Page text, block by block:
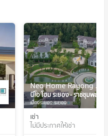
Neo Home Rayong - Ratchumphon
นีโอ โฮม ระยอง - ราชชุมพล
เมืองระยอง ระยอง
เช่า
ไม่มีประกาศให้เช่า